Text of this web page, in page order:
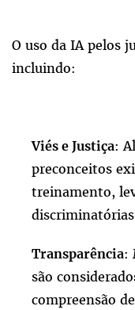
O uso da IA pelos
incluindo:
Viés e Justiça:
preconceitos
treinamento,
Transparência:
são
compreensão